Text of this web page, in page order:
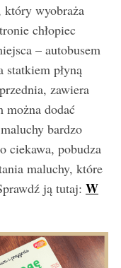
który wyobraża
chłopiec
– autobusem
statkiem płyną
zawiera
można dodać
bardzo
ciekawa, pobudza
maluchy, które
ją tutaj: W